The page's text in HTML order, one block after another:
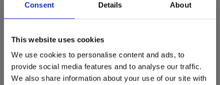
Consent Details About
This website uses cookies
We use cookies to personalise content and ads, to
provide social media features and to analyse our traffic.
We also share information about your use of our site with
Atuurile Clinicii Medicus în
aparaturii moderne cu expertiza medicului
pediatru specializat: